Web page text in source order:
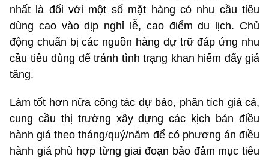
nhất là đối với một số mặt hàng có nhu cầu tiêu
dùng cao vào dịp nghỉ lễ, cao điểm du lịch. Chủ
động chuẩn bị các nguồn hàng dự trữ đáp ứng nhu
cầu tiêu dùng để tránh tình trạng khan hiếm đẩy giá
tăng.
Làm tốt hơn nữa công tác dự báo, phân tích giá cả,
cung cầu thị trường xây dựng các kịch bản điều
hành giá theo tháng/quý/năm để có phương án điều
hành giá phù hợp từng giai đoạn bảo đảm mục tiêu